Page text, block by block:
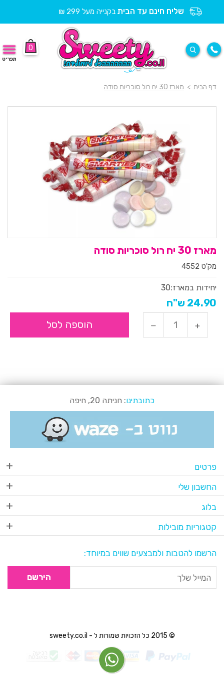
שליח חינם עד הבית בקנייה מעל 299 ₪
0
תפריט
דף הבית > מארז 30 יח רול סוכריות סודה
מארז 30 יח רול סוכריות סודה
מק'ט 4552
יחידות במארז:30
24.90 ש"ח
הוספה לסל
כתובתינו: חניתה 20, חיפה
פרטים
החשבון שלי
בלוג
קטגוריות מובילות
הרשמו להטבות ולמבצעים שווים במיוחד:
הירשם
© 2015 כל הזכויות שמורות ל - sweety.co.il